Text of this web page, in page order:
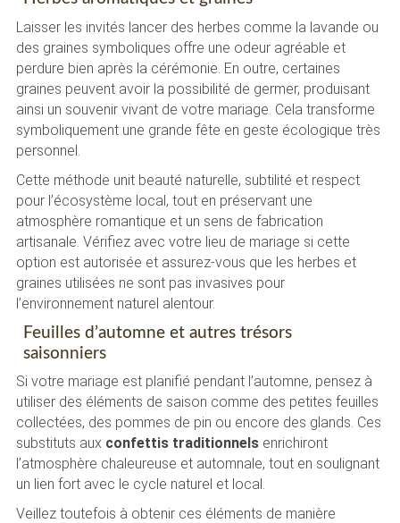
Laisser les invités lancer des herbes comme la lavande ou
des graines symboliques offre une odeur agréable et
perdure bien après la cérémonie. En outre, certaines
graines peuvent avoir la possibilité de germer, produisant
ainsi un souvenir vivant de votre mariage. Cela transforme
symboliquement une grande fête en geste écologique très
personnel.
Cette méthode unit beauté naturelle, subtilité et respect
pour l’écosystème local, tout en préservant une
atmosphère romantique et un sens de fabrication
artisanale. Vérifiez avec votre lieu de mariage si cette
option est autorisée et assurez-vous que les herbes et
graines utilisées ne sont pas invasives pour
l’environnement naturel alentour.
Feuilles d’automne et autres trésors
saisonniers
Si votre mariage est planifié pendant l’automne, pensez à
utiliser des éléments de saison comme des petites feuilles
collectées, des pommes de pin ou encore des glands. Ces
substituts aux confettis traditionnelsenrichiront
l’atmosphère chaleureuse et automnale, tout en soulignant
un lien fort avec le cycle naturel et local.
Veillez toutefois à obtenir ces éléments de manière